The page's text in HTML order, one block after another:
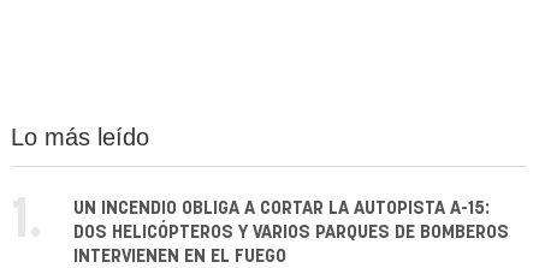
Lo más leído
1.
UN INCENDIO OBLIGA A CORTAR LA AUTOPISTA A-15:
DOS HELICÓPTEROS Y VARIOS PARQUES DE BOMBEROS
INTERVIENEN EN EL FUEGO